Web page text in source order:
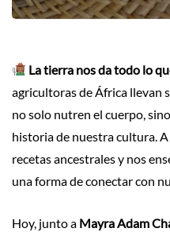
La tierra nos da todo lo
agricultoras de África llevan
no solo nutren el cuerpo,
historia de nuestra cultura.
recetas ancestrales y nos
una forma de conectar con
Hoy, junto a Mayra Adam